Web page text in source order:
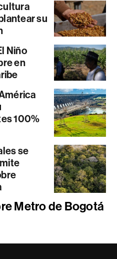
su
Niño
en
100%
se
Metro de Bogotá